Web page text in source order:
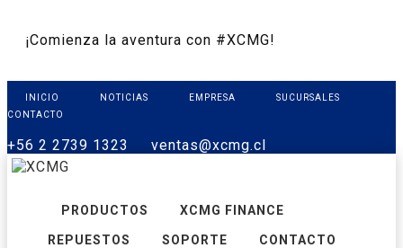
¡Comienza la aventura con #XCMG!
INICIO NOTICIAS EMPRESA
SUCURSALES
CONTACTO
+56 2 2739 1323 ventas@xcmg.cl
PRODUCTOS XCMG FINANCE
REPUESTOS SOPORTE CONTACTO